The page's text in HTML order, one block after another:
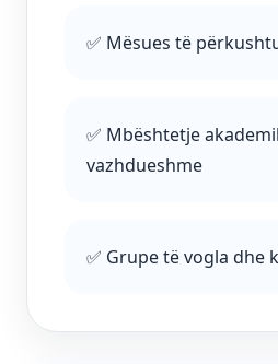
✅ Mësues të
✅ Mbështetje
vazhdueshme
✅ Grupe të vogla dhe